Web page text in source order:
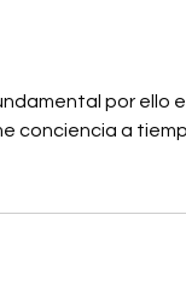
por ello
conciencia a